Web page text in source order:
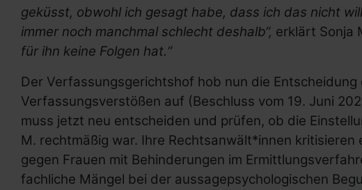
geküsst, obwohl ich gesagt habe, dass ich das nicht
immer noch manchmal schlecht deshalb“, erklärt Sonja
für ihn keine Folgen hat.“
Der Verfassungsgerichtshof hob nun die
Verfassungsverstößen auf (Beschluss vom 19. Juni
muss jetzt neu entscheiden und prüfen, ob die
M. rechtmäßig war. Ihre Rechtsanwält*innen
gegen Frauen mit Behinderungen im
fachliche Mängel bei der aussagepsychologischen